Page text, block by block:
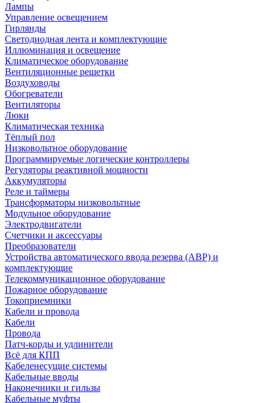
Лампы
Управление освещением
Гирлянды
Светодиодная лента и комплектующие
Иллюминация и освещение
Климатическое оборудование
Вентиляционные решетки
Воздуховоды
Обогреватели
Вентиляторы
Люки
Климатическая техника
Тёплый пол
Низковольтное оборудование
Программируемые логические контроллеры
Регуляторы реактивной мощности
Аккумуляторы
Реле и таймеры
Трансформаторы низковольтные
Модульное оборудование
Электродвигатели
Счетчики и аксессуары
Преобразователи
Устройства автоматического ввода резерва (АВР) и
комплектующие
Телекоммуникационное оборудование
Пожарное оборудование
Токоприемники
Кабели и провода
Кабели
Провода
Патч-корды и удлинители
Всё для КПП
Кабеленесущие системы
Кабельные вводы
Наконечники и гильзы
Кабельные муфты